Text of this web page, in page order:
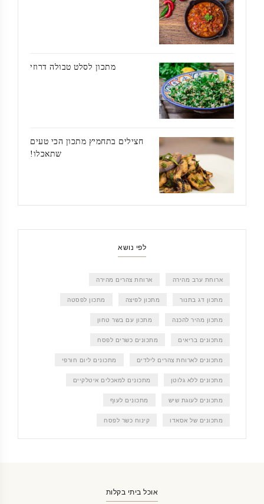
מתכון לסלט טבולה דרוזי
חצילים בתחמיץ מתכון הכי טעים
שתאכלו!
לפי נושא
ארוחת ערב מהירה ארוחת צהרים מהירה
מתכון דג בתנור מתכון לפיצה מתכון לפסטה
מתכון מהיר להכנה מתכון עם בשר טחון
מתכונים בריאים מתכונים כשרים לפסח
מתכונים לארוחת צהרים לילדים מתכונים ליום חורפי
מתכונים ללא גלוטן מתכונים למאכלים איטלקיים
מתכונים לעוגת שיש מתכונים לעוף
מתכונים של אסאדו קינוח כשר לפסח
אוכל ביתי בקלות